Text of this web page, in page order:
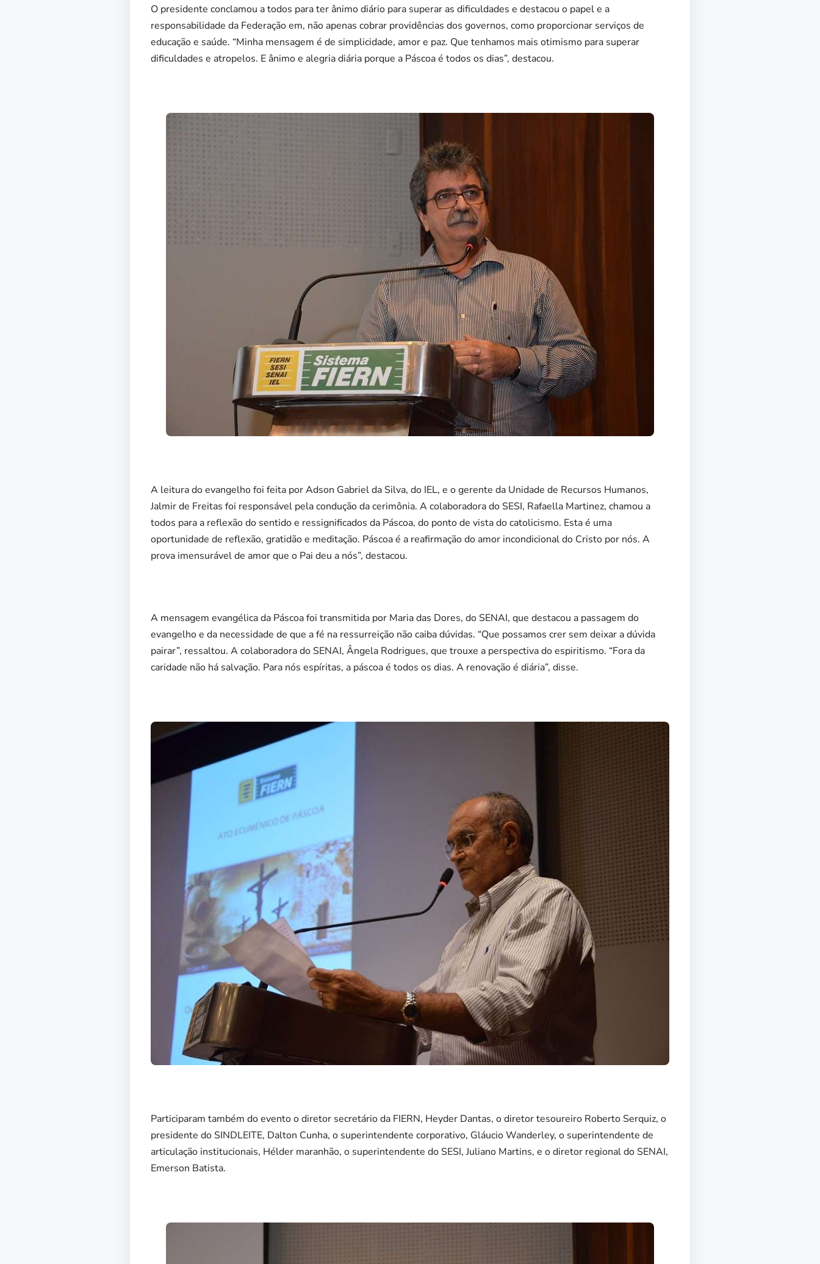
O presidente conclamou a todos para ter ânimo diário para superar as dificuldades e destacou o papel e a
responsabilidade da Federação em, não apenas cobrar providências dos governos, como proporcionar serviços de
educação e saúde. “Minha mensagem é de simplicidade, amor e paz. Que tenhamos mais otimismo para superar
dificuldades e atropelos. E ânimo e alegria diária porque a Páscoa é todos os dias”, destacou.
A leitura do evangelho foi feita por Adson Gabriel da Silva, do IEL, e o gerente da Unidade de Recursos Humanos,
Jalmir de Freitas foi responsável pela condução da cerimônia. A colaboradora do SESI, Rafaella Martinez, chamou a
todos para a reflexão do sentido e ressignificados da Páscoa, do ponto de vista do catolicismo. Esta é uma
oportunidade de reflexão, gratidão e meditação. Páscoa é a reafirmação do amor incondicional do Cristo por nós. A
prova imensurável de amor que o Pai deu a nós”, destacou.
A mensagem evangélica da Páscoa foi transmitida por Maria das Dores, do SENAI, que destacou a passagem do
evangelho e da necessidade de que a fé na ressurreição não caiba dúvidas. “Que possamos crer sem deixar a dúvida
pairar”, ressaltou. A colaboradora do SENAI, Ângela Rodrigues, que trouxe a perspectiva do espiritismo. “Fora da
caridade não há salvação. Para nós espíritas, a páscoa é todos os dias. A renovação é diária”, disse.
Participaram também do evento o diretor secretário da FIERN, Heyder Dantas, o diretor tesoureiro Roberto Serquiz, o
presidente do SINDLEITE, Dalton Cunha, o superintendente corporativo, Gláucio Wanderley, o superintendente de
articulação institucionais, Hélder maranhão, o superintendente do SESI, Juliano Martins, e o diretor regional do SENAI,
Emerson Batista.